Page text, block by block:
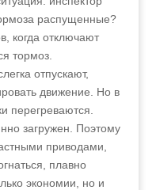
распущенные?
когда отключают
тормоз.
отпускают,
движение. Но в
перегреваются.
загружен. Поэтому
приводами,
плавно
экономии, но и